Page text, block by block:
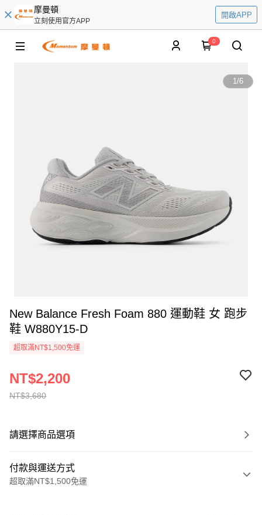
摩曼頓
立刻使用官方APP
開啟APP
0
1/6
New Balance Fresh Foam 880 運動鞋 女 跑步
鞋 W880Y15-D
超取滿NT$1,500免運
NT$3,680
NT$2,200
請選擇商品選項
付款與運送方式
超取滿NT$1,500免運